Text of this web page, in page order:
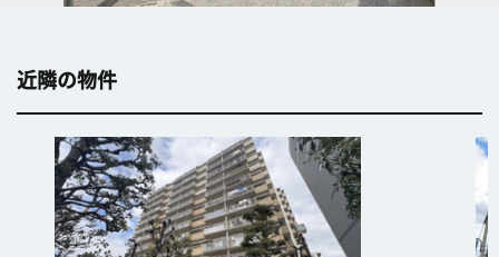
近隣の物件